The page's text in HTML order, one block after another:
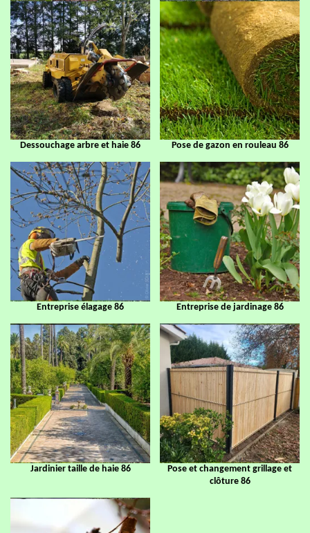
Dessouchage arbre et haie 86 Pose de gazon en rouleau 86
Entreprise élagage 86 Entreprise de jardinage 86
Jardinier taille de haie 86
Pose et changement grillage et
clôture 86